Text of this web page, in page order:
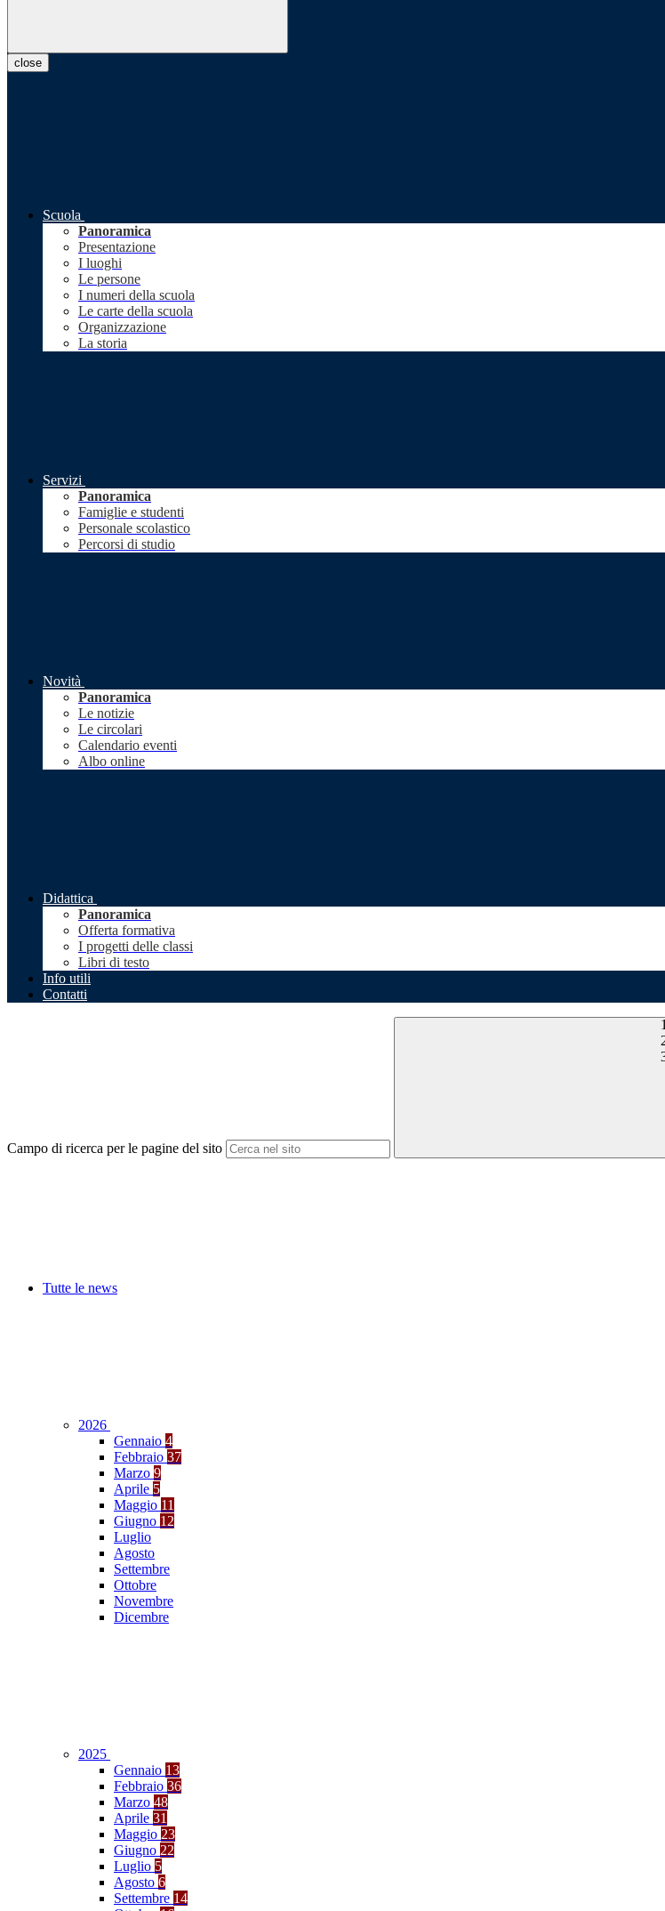
close
Scuola
Panoramica
Presentazione
I luoghi
Le persone
I numeri della scuola
Le carte della scuola
Organizzazione
La storia
Servizi
Panoramica
Famiglie e studenti
Personale scolastico
Percorsi di studio
Novità
Panoramica
Le notizie
Le circolari
Calendario eventi
Albo online
Didattica
Panoramica
Offerta formativa
I progetti delle classi
Libri di testo
Info utili
Contatti
Campo di ricerca per le pagine del sito
Tutte le news
2026
Gennaio 4
Febbraio 37
Marzo 9
Aprile 5
Maggio 11
Giugno 12
Luglio
Agosto
Settembre
Ottobre
Novembre
Dicembre
2025
Gennaio 13
Febbraio 36
Marzo 48
Aprile 31
Maggio 23
Giugno 22
Luglio 5
Agosto 6
Settembre 14